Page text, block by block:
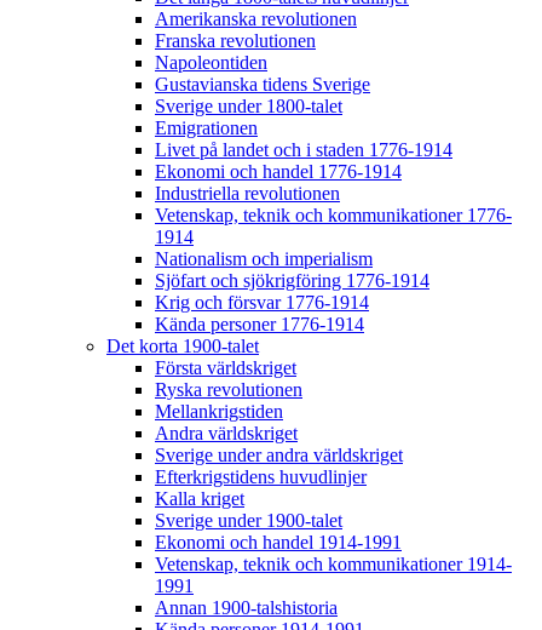
Amerikanska revolutionen
Franska revolutionen
Napoleontiden
Gustavianska tidens Sverige
Sverige under 1800-talet
Emigrationen
Livet på landet och i staden 1776-1914
Ekonomi och handel 1776-1914
Industriella revolutionen
Vetenskap, teknik och kommunikationer 1776-
1914
Nationalism och imperialism
Sjöfart och sjökrigföring 1776-1914
Krig och försvar 1776-1914
Kända personer 1776-1914
Det korta 1900-talet
Första världskriget
Ryska revolutionen
Mellankrigstiden
Andra världskriget
Sverige under andra världskriget
Efterkrigstidens huvudlinjer
Kalla kriget
Sverige under 1900-talet
Ekonomi och handel 1914-1991
Vetenskap, teknik och kommunikationer 1914-
1991
Annan 1900-talshistoria